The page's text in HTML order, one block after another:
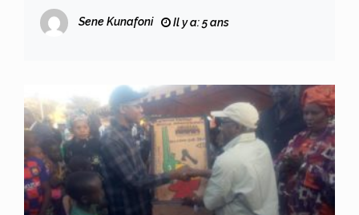
CONTRE LA COVID -19: LES ESSAIS
VACCINAUX
Sene Kunafoni Il y a: 5 ans